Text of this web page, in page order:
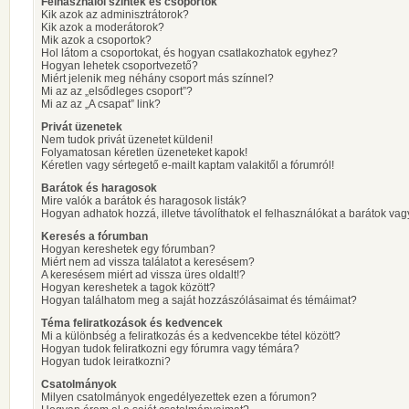
Kik azok az adminisztrátorok?
Kik azok a moderátorok?
Mik azok a csoportok?
Hol látom a csoportokat, és hogyan csatlakozhatok egyhez?
Hogyan lehetek csoportvezető?
Miért jelenik meg néhány csoport más színnel?
Mi az az „elsődleges csoport”?
Mi az az „A csapat” link?
Privát üzenetek
Nem tudok privát üzenetet küldeni!
Folyamatosan kéretlen üzeneteket kapok!
Kéretlen vagy sértegető e-mailt kaptam valakitől a fórumról!
Barátok és haragosok
Mire valók a barátok és haragosok listák?
Hogyan adhatok hozzá, illetve távolíthatok el felhasználókat a barátok
Keresés a fórumban
Hogyan kereshetek egy fórumban?
Miért nem ad vissza találatot a keresésem?
A keresésem miért ad vissza üres oldalt!?
Hogyan kereshetek a tagok között?
Hogyan találhatom meg a saját hozzászólásaimat és témáimat?
Téma feliratkozások és kedvencek
Mi a különbség a feliratkozás és a kedvencekbe tétel között?
Hogyan tudok feliratkozni egy fórumra vagy témára?
Hogyan tudok leiratkozni?
Csatolmányok
Milyen csatolmányok engedélyezettek ezen a fórumon?